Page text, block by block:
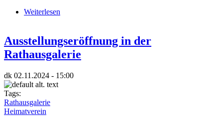
Weiterlesen
Ausstellungseröffnung in der
Rathausgalerie
dk 02.11.2024 - 15:00
Tags:
Rathausgalerie
Heimatverein